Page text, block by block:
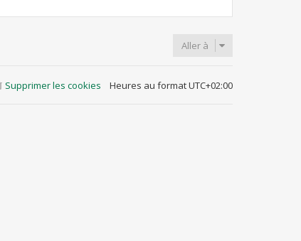
Aller à
Heures au formatUTC+02:00
Supprimer les cookies